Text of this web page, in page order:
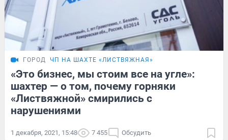
ГОРОД ЧП НА ШАХТЕ «ЛИСТВЯЖНАЯ»
«Это бизнес, мы стоим все на угле»:
шахтер — о том, почему горняки
«Листвяжной» смирились с
нарушениями
1 декабря, 2021, 15:48 7 455 Обсудить